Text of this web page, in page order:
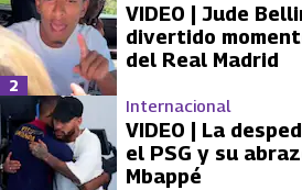
VIDEO | Jude
divertido
del Real Madrid
2
Internacional
VIDEO | La
el PSG y su
Mbappé